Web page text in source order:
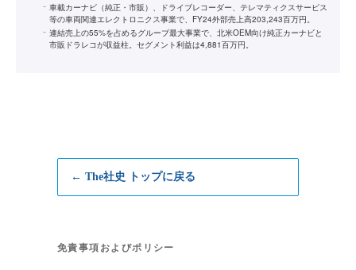
車載カーナビ（純正・市販）、ドライブレコーダー、テレマティクスサービス
等の車両関連エレクトロニクス事業で、FY24外部売上高203,243百万円。
連結売上の55%を占めるグループ最大事業で、北米OEM向け純正カーナビと
市販ドラレコが収益柱。セグメント利益は4,881百万円。
← The社史 トップに戻る
免責事項およびポリシー